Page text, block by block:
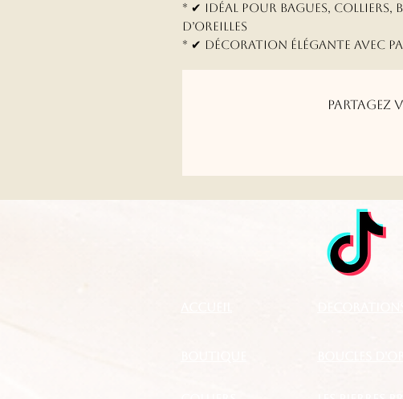
* ✔ Idéal pour bagues, colliers,
d’oreilles
* ✔ Décoration élégante avec
Partagez